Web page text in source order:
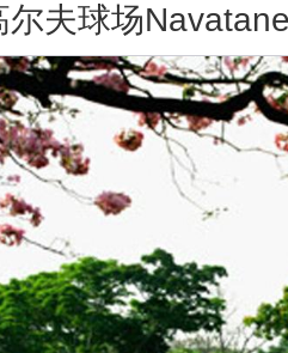
尔夫球场